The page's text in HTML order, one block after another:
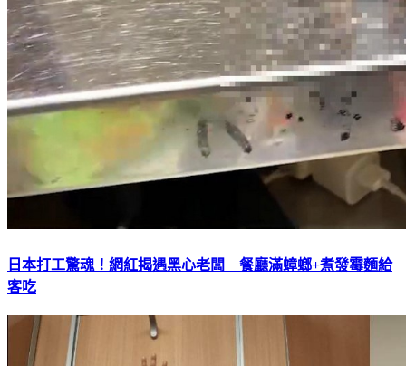
日本打工驚魂！網紅揭遇黑心老闆 餐廳滿蟑螂+煮發霉麵給
客吃